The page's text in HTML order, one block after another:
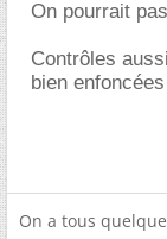
On pourrait
Contrôles
bien
On a tous